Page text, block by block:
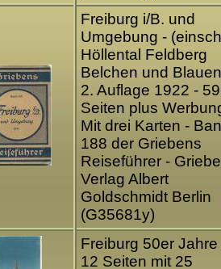
Freiburg i/B. und
Umgebung -
Höllental Feldberg
Belchen und
2. Auflage 1922 - 59
Seiten plus
Mit drei Karten -
188 der Griebens
Reiseführer -
Verlag Albert
Goldschmidt Berlin
(G35681y)
Freiburg 50er Jahre
12 Seiten mit 25